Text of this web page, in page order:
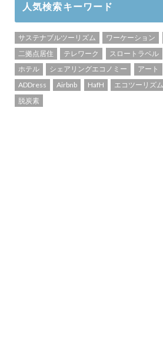
人気検索キーワード
サステナブルツーリズム ワーケーション
二拠点居住
テレワーク スロートラベル
ホテル
シェアリングエコノミー アート
ADDress
Airbnb HafH エコツーリズム
脱炭素